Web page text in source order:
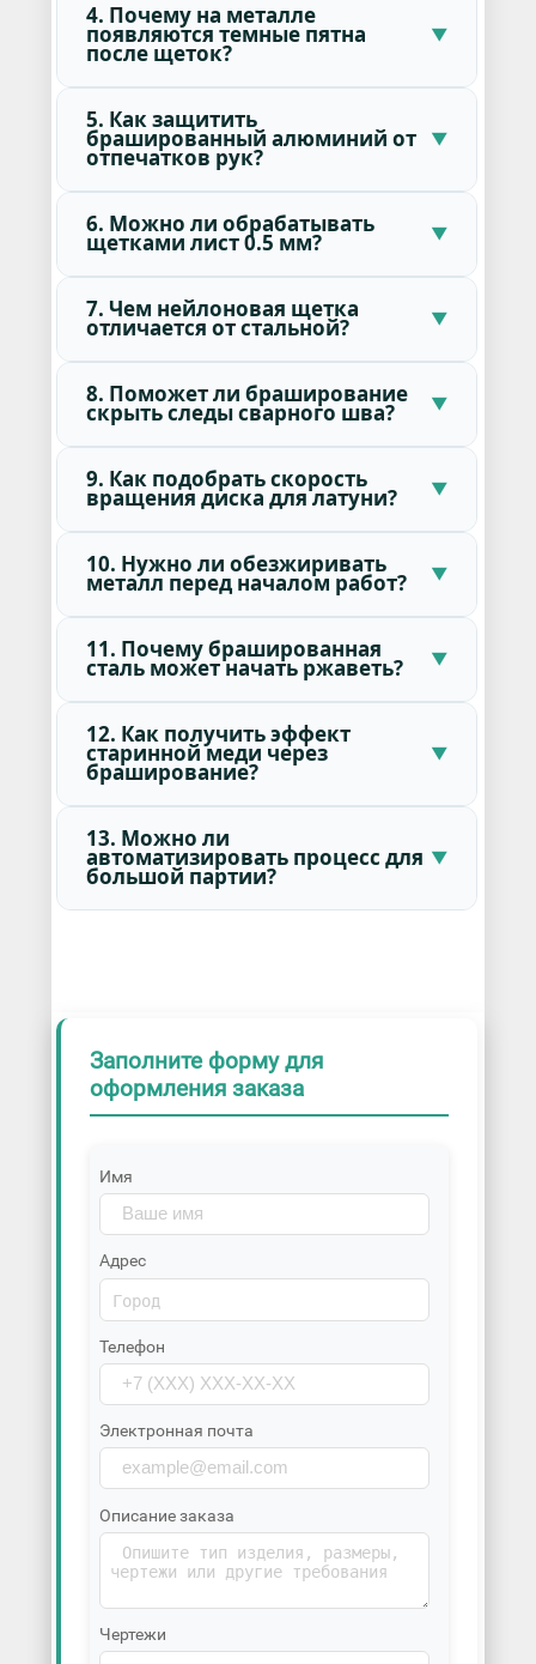
4. Почему на металле
появляются темные пятна
после щеток?
5. Как защитить
брашированный алюминий от
отпечатков рук?
6. Можно ли обрабатывать
щетками лист 0.5 мм?
7. Чем нейлоновая щетка
отличается от стальной?
8. Поможет ли браширование
скрыть следы сварного шва?
9. Как подобрать скорость
вращения диска для латуни?
10. Нужно ли обезжиривать
металл перед началом работ?
11. Почему брашированная
сталь может начать ржаветь?
12. Как получить эффект
старинной меди через
браширование?
13. Можно ли
автоматизировать процесс для
большой партии?
Заполните форму для
оформления заказа
Имя
Адрес
Телефон
Электронная почта
Описание заказа
Чертежи